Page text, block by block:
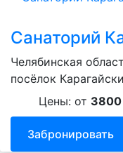
Санаторий
Челябинская
посёлок
Цены: от 3800
Забронировать